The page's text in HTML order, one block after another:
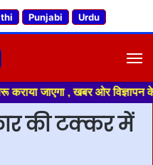
Punjabi Urdu
, खबर ओर विज्ञापन के
की टक्कर में